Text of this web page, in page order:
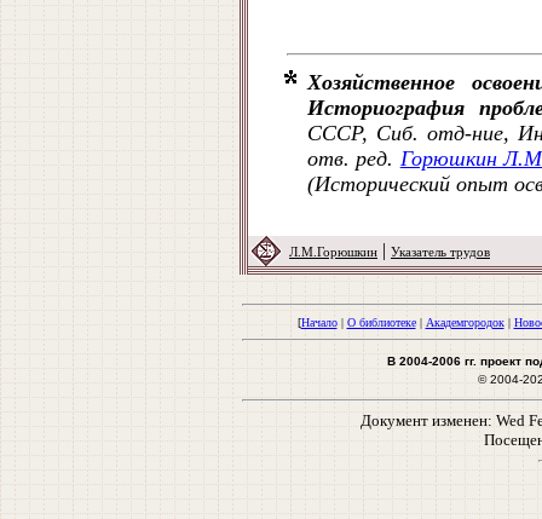
Хозяйственное
Историография
СССР, Сиб. отд-ние,
отв. ред. Горюшкин
(Исторический опыт
Л.М.Горюшкин | Указатель трудов
[Начало| О библиотеке| Академгородок|
В 2004-2006 гг. проект
© 2004-
Документ изменен: Wed